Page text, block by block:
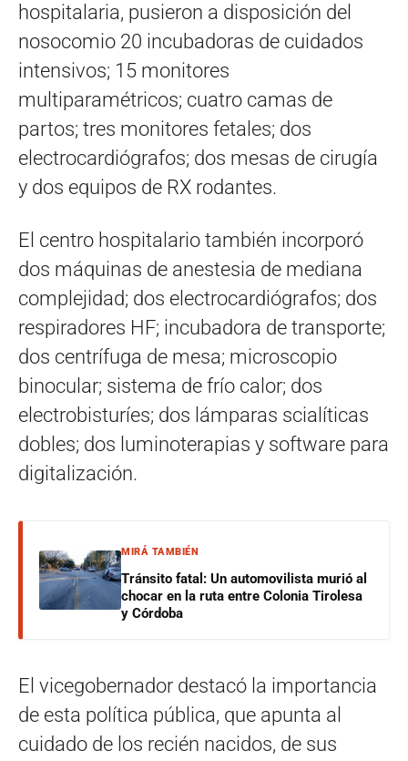
hospitalaria, pusieron a disposición del
nosocomio 20 incubadoras de cuidados
intensivos; 15 monitores
multiparamétricos; cuatro camas de
partos; tres monitores fetales; dos
electrocardiógrafos; dos mesas de cirugía
y dos equipos de RX rodantes.
El centro hospitalario también incorporó
dos máquinas de anestesia de mediana
complejidad; dos electrocardiógrafos; dos
respiradores HF; incubadora de transporte;
dos centrífuga de mesa; microscopio
binocular; sistema de frío calor; dos
electrobisturíes; dos lámparas scialíticas
dobles; dos luminoterapias y software para
digitalización.
MIRÁ TAMBIÉN
Tránsito fatal: Un automovilista murió al
chocar en la ruta entre Colonia Tirolesa
y Córdoba
El vicegobernador destacó la importancia
de esta política pública, que apunta al
cuidado de los recién nacidos, de sus